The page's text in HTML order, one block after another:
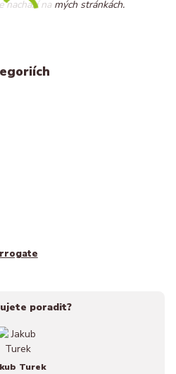
nachází na mých stránkách.
poradit?
Turek